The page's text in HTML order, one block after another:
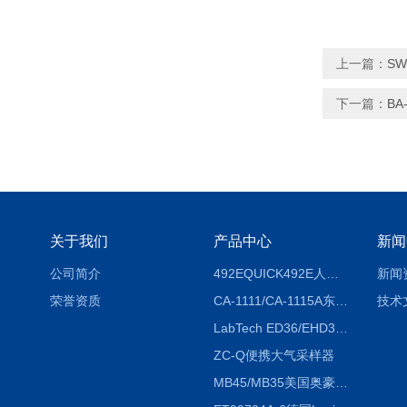
上一篇：
下一篇：
关于我们
公司简介
荣誉资质
产品中心
CA-1111/CA-1115A东京理化EYELA CA-1111/CA-1115A冷却水循环装置
ZC-Q便携大气采样器
MB45/MB35美国奥豪斯OHAUS MB45/MB35卤素红外水分测定仪
新
新闻
技术